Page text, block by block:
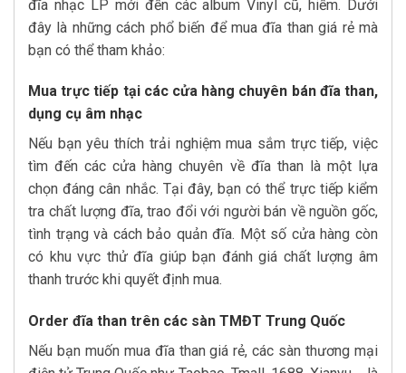
đĩa nhạc LP mới đến các album Vinyl cũ, hiếm. Dưới
đây là những cách phổ biến để mua đĩa than giá rẻ mà
bạn có thể tham khảo:
Mua trực tiếp tại các cửa hàng chuyên bán đĩa than,
dụng cụ âm nhạc
Nếu bạn yêu thích trải nghiệm mua sắm trực tiếp, việc
tìm đến các cửa hàng chuyên về đĩa than là một lựa
chọn đáng cân nhắc. Tại đây, bạn có thể trực tiếp kiểm
tra chất lượng đĩa, trao đổi với người bán về nguồn gốc,
tình trạng và cách bảo quản đĩa. Một số cửa hàng còn
có khu vực thử đĩa giúp bạn đánh giá chất lượng âm
thanh trước khi quyết định mua.
Order đĩa than trên các sàn TMĐT Trung Quốc
Nếu bạn muốn mua đĩa than giá rẻ, các sàn thương mại